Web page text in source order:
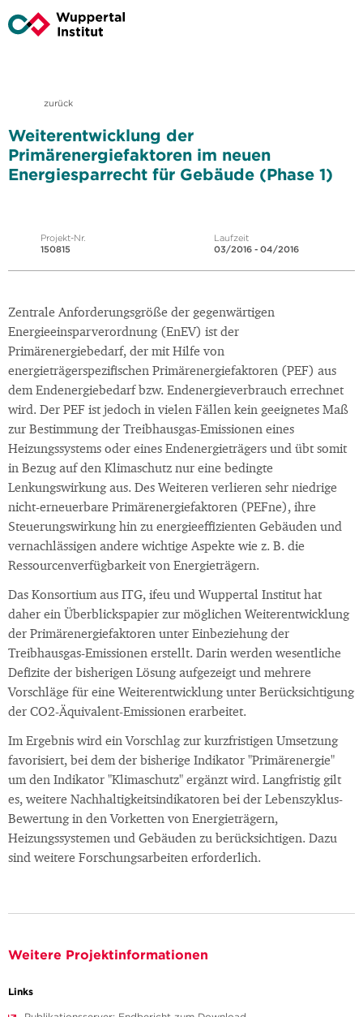
zurück
Weiterentwicklung der
Primärenergiefaktoren im neuen
Energiesparrecht für Gebäude (Phase 1)
Projekt-Nr.
150815
Laufzeit
03/2016 - 04/2016
Zentrale Anforderungsgröße der gegenwärtigen
Energieeinsparverordnung (EnEV) ist der
Primärenergiebedarf, der mit Hilfe von
energieträgerspezifischen Primärenergiefaktoren (PEF) aus
dem Endenergiebedarf bzw. Endenergieverbrauch errechnet
wird. Der PEF ist jedoch in vielen Fällen kein geeignetes Maß
zur Bestimmung der Treibhausgas-Emissionen eines
Heizungssystems oder eines Endenergieträgers und übt somit
in Bezug auf den Klimaschutz nur eine bedingte
Lenkungswirkung aus. Des Weiteren verlieren sehr niedrige
nicht-erneuerbare Primärenergiefaktoren (PEFne), ihre
Steuerungswirkung hin zu energieeffizienten Gebäuden und
vernachlässigen andere wichtige Aspekte wie z. B. die
Ressourcenverfügbarkeit von Energieträgern.
Das Konsortium aus ITG, ifeu und Wuppertal Institut hat
daher ein Überblickspapier zur möglichen Weiterentwicklung
der Primärenergiefaktoren unter Einbeziehung der
Treibhausgas-Emissionen erstellt. Darin werden wesentliche
Defizite der bisherigen Lösung aufgezeigt und mehrere
Vorschläge für eine Weiterentwicklung unter Berücksichtigung
der CO2-Äquivalent-Emissionen erarbeitet.
Im Ergebnis wird ein Vorschlag zur kurzfristigen Umsetzung
favorisiert, bei dem der bisherige Indikator "Primärenergie"
um den Indikator "Klimaschutz" ergänzt wird. Langfristig gilt
es, weitere Nachhaltigkeitsindikatoren bei der Lebenszyklus-
Bewertung in den Vorketten von Energieträgern,
Heizungssystemen und Gebäuden zu berücksichtigen. Dazu
sind weitere Forschungsarbeiten erforderlich.
Weitere Projektinformationen
Links